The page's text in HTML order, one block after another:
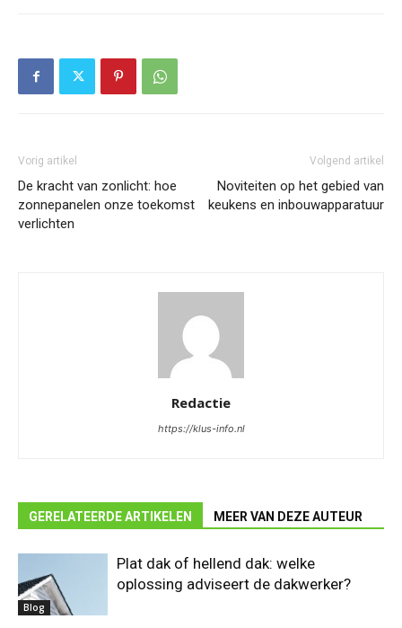
Vorig artikel
De kracht van zonlicht: hoe
zonnepanelen onze toekomst
verlichten
Volgend artikel
Noviteiten op het gebied van
keukens en inbouwapparatuur
Redactie
https://klus-info.nl
GERELATEERDE ARTIKELEN MEER VAN DEZE AUTEUR
Blog
Plat dak of hellend dak: welke
oplossing adviseert de dakwerker?